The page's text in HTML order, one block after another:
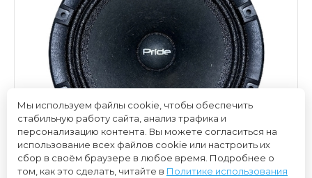
Мы используем файлы cookie, чтобы обеспечить
стабильную работу сайта, анализ трафика и
персонализацию контента. Вы можете согласиться на
использование всех файлов cookie или настроить их
сбор в своём браузере в любое время. Подробнее о
том, как это сделать, читайте в Политике использования